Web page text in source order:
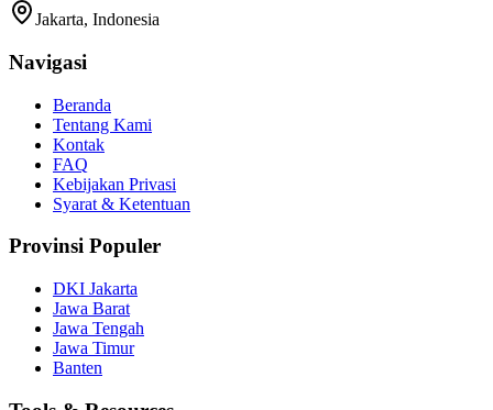
Jakarta, Indonesia
Navigasi
Beranda
Tentang Kami
Kontak
FAQ
Kebijakan Privasi
Syarat & Ketentuan
Provinsi Populer
DKI Jakarta
Jawa Barat
Jawa Tengah
Jawa Timur
Banten